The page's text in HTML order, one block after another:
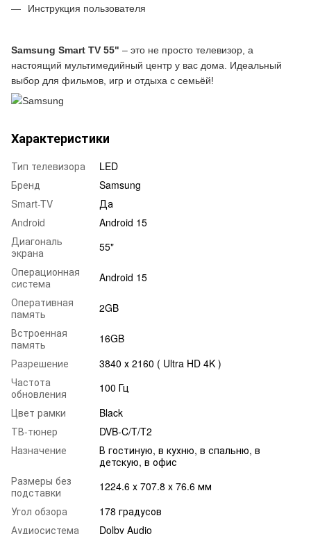
Инструкция пользователя
Samsung Smart TV 55" – это не просто телевизор, а
настоящий мультимедийный центр у вас дома. Идеальный
выбор для фильмов, игр и отдыха с семьёй!
Характеристики
Тип телевизора
LED
Бренд
Samsung
Smart-TV
Да
Android
Android 15
Диагональ
экрана
55"
Операционная
система
Android 15
Оперативная
память
2GB
Встроенная
память
16GB
Разрешение
3840 х 2160 ( Ultra HD 4K )
Частота
обновления
100 Гц
Цвет рамки
Black
ТВ-тюнер
DVB-C/T/T2
Назначение
В гостиную, в кухню, в спальню, в
детскую, в офис
Размеры без
подставки
1224.6 x 707.8 x 76.6 мм
Угол обзора
178 градусов
Аудиосистема
Dolby Audio